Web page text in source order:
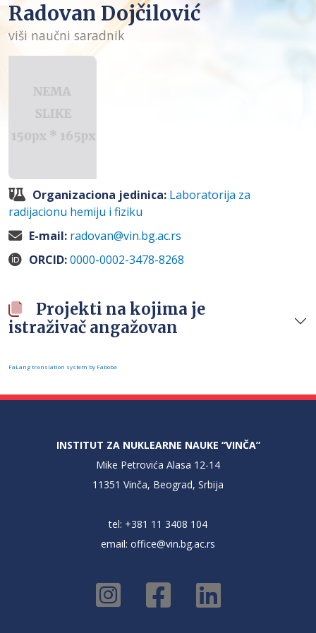
Radovan Dojčilović
viši naučni saradnik
Organizaciona jedinica: Laboratorija za
radijacionu hemiju i fiziku
E-mail: radovan@vin.bg.ac.rs
ORCID:0000-0002-3478-8268
Projekti na kojima je
istraživač angažovan
FaLang translation system by Faboba
INSTITUT ZA NUKLEARNE NAUKE “VINČA”
Mike Petrovića Alasa 12-14
11351 Vinča, Beograd, Srbija
tel: +381 11 3408 104
email: office@vin.bg.ac.rs